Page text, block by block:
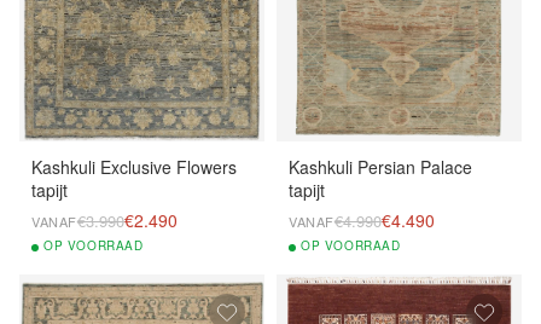
Kashkuli Exclusive Flowers
tapijt
VANAF€3.990€2.490
OP VOORRAAD
Kashkuli Persian Palace
tapijt
VANAF€4.990€4.490
OP VOORRAAD